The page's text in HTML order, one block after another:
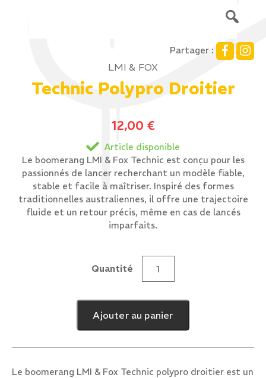
Partager :
LMI & FOX
Technic Polypro Droitier
12,00 €
Article disponible
Le boomerang LMI & Fox Technic est conçu pour les
passionnés de lancer recherchant un modèle fiable,
stable et facile à maîtriser. Inspiré des formes
traditionnelles australiennes, il offre une trajectoire
fluide et un retour précis, même en cas de lancés
imparfaits.
Quantitéquantité
Technic
Polypro
Droitier
Ajouter au panier
Le boomerang LMI & Fox Technic polypro droitier est un